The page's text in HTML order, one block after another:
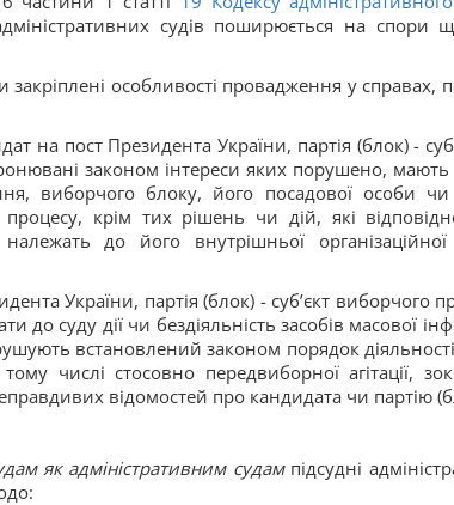
судів поширюється на спори
закріплені особливості провадження у справах,
на пост Президента України, партія (блок) -
законом інтереси яких порушено,
виборчого блоку, його посадової особи
процесу, крім тих рішень чи дій, які
до його внутрішньої
України, партія (блок) - суб’єкт виборчого
до суду дії чи бездіяльність засобів масової
встановлений законом порядок діяльності
числі стосовно передвиборної агітації,
відомостей про кандидата чи партію
як адміністративним судампідсудні